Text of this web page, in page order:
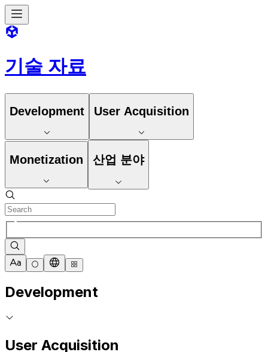
기술 자료
Development User Acquisition
Monetization 산업 분야
Development
User Acquisition